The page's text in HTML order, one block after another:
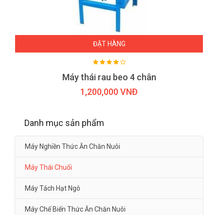
ĐẶT HÀNG
Máy thái rau beo 4 chân
1,200,000 VNĐ
Danh mục sản phẩm
Máy Nghiền Thức Ăn Chăn Nuôi
Máy Thái Chuối
Máy Tách Hạt Ngô
Máy Chế Biến Thức Ăn Chăn Nuôi